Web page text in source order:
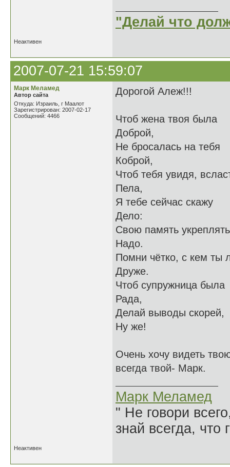
"Делай что
Неактивен
2007-07-21 15:59:07
Марк Меламед
Автор сайта
Откуда: Израиль, г Маалот
Зарегистрирован: 2007-02-17
Сообщений: 4466
Дорогой Алеж!!!
Чтоб жена твоя была
Доброй,
Не бросалась на тебя
Коброй,
Чтоб тебя увидя,
Пела,
Я тебе сейчас скажу
Дело:
Свою память укреплять
Надо.
Помни чётко, с кем ты
Друже.
Чтоб супружница была
Рада,
Делай выводы скорей,
Ну же!
Очень хочу видеть
всегда твой- Марк.
Марк Меламед
" Не говори
знай всегда, что
Неактивен